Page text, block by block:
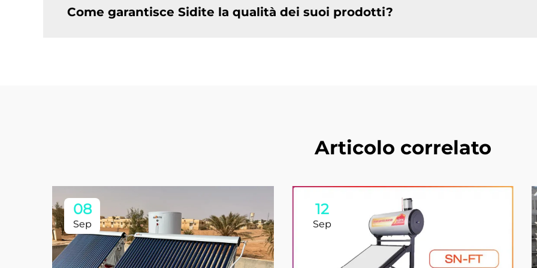
Come garantisce Sidite la qualità dei suoi prodotti?
Articolo correlato
08
Sep
12
Sep